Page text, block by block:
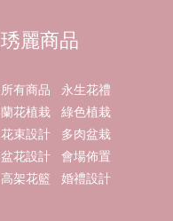
琇麗商品
所有商品
永生花禮
蘭花植栽
綠色植栽
花束設計
多肉盆栽
盆花設計
會場佈置
高架花籃
婚禮設計